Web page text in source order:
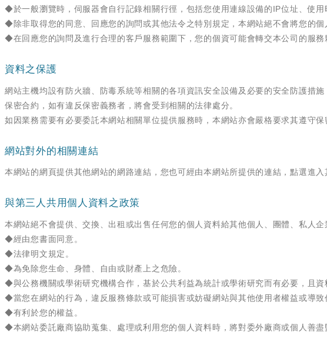
◆於一般瀏覽時，伺服器會自行記錄相關行徑，包括您使用連線設備的IP位址、使
◆除非取得您的同意、回應您的詢問或其他法令之特別規定，本網站絕不會將您的
◆在回應您的詢問及進行合理的客戶服務範圍下，您的個資可能會轉交本公司的服務
資料之保護
網站主機均設有防火牆、防毒系統等相關的各項資訊安全設備及必要的安全防護措
保密合約，如有違反保密義務者，將會受到相關的法律處分。
如因業務需要有必要委託本網站相關單位提供服務時，本網站亦會嚴格要求其遵守
網站對外的相關連結
本網站的網頁提供其他網站的網路連結，您也可經由本網站所提供的連結，點選進
與第三人共用個人資料之政策
本網站絕不會提供、交換、出租或出售任何您的個人資料給其他個人、團體、私人
◆經由您書面同意。
◆法律明文規定。
◆為免除您生命、身體、自由或財產上之危險。
◆與公務機關或學術研究機構合作，基於公共利益為統計或學術研究而有必要，且資
◆當您在網站的行為，違反服務條款或可能損害或妨礙網站與其他使用者權益或導
◆有利於您的權益。
◆本網站委託廠商協助蒐集、處理或利用您的個人資料時，將對委外廠商或個人善盡